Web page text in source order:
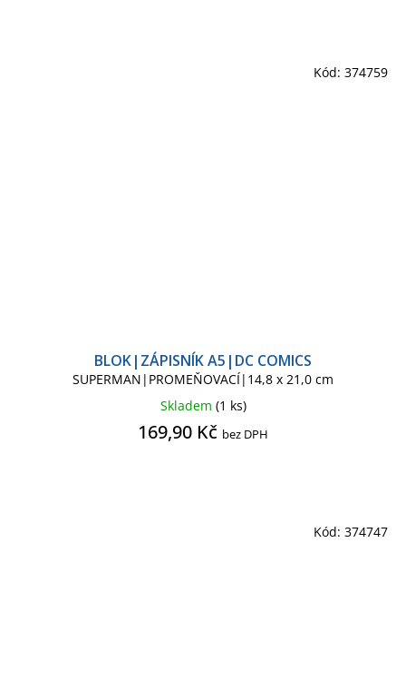
BLOK|ZÁPISNÍK A5|DC COMICS
SUPERMAN|PROMEŇOVACÍ|14,8 x 21,0 cm
Skladem (1 ks)
169,90 Kč bez DPH
Kód: 374759
Kód: 374747